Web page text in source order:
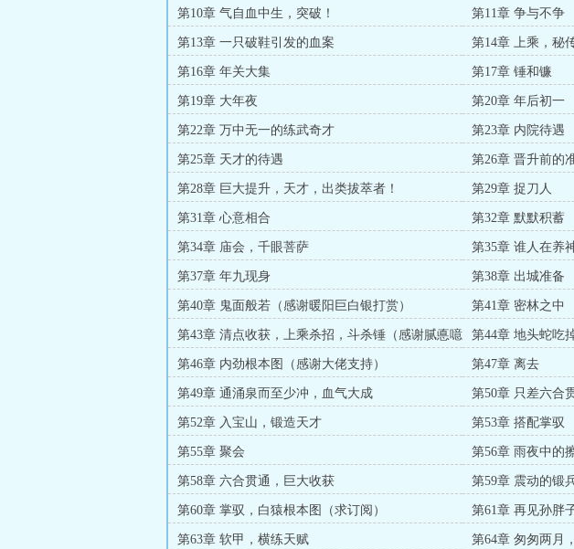
第10章 气自血中生，突破！ 第11章 争与不争
第13章 一只破鞋引发的血案 第14章 上乘，秘
第16章 年关大集 第17章 锤和镰
第19章 大年夜 第20章 年后初一
第22章 万中无一的练武奇才 第23章 内院待遇
第25章 天才的待遇 第26章 晋升前的
第28章 巨大提升，天才，出类拔萃者！ 第29章 捉刀人
第31章 心意相合 第32章 默默积蓄
第34章 庙会，千眼菩萨 第35章 谁人在养
第37章 年九现身 第38章 出城准备
第40章 鬼面般若（感谢暖阳巨白银打赏） 第41章 密林之中
第43章 清点收获，上乘杀招，斗杀锤（感谢腻悳噫
麸白银打赏）
第44章 地头蛇吃
霸业终成空）
第46章 内劲根本图（感谢大佬支持） 第47章 离去
第49章 通涌泉而至少冲，血气大成 第50章 只差六合
第52章 入宝山，锻造天才 第53章 搭配掌驭
第55章 聚会 第56章 雨夜中的
第58章 六合贯通，巨大收获 第59章 震动的锻
第60章 掌驭，白猿根本图（求订阅） 第61章 再见孙胖
第63章 软甲，横练天赋 第64章 匆匆两月